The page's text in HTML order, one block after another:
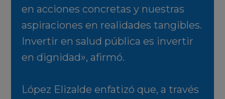
en acciones concretas y nuestras
aspiraciones en realidades tangibles.
Invertir en salud pública es invertir
en dignidad», afirmó.
López Elizalde enfatizó que, a través